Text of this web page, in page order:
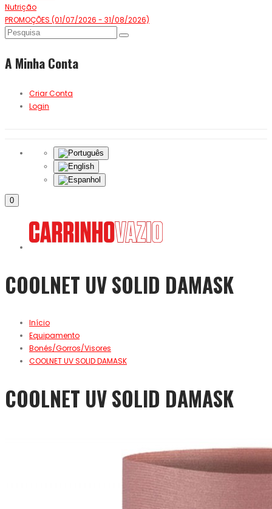
Nutrição
PROMOÇÕES (01/07/2026 - 31/08/2026)
A Minha Conta
Criar Conta
Login
0
COOLNET UV SOLID DAMASK
Início
Equipamento
Bonés/Gorros/Visores
COOLNET UV SOLID DAMASK
COOLNET UV SOLID DAMASK